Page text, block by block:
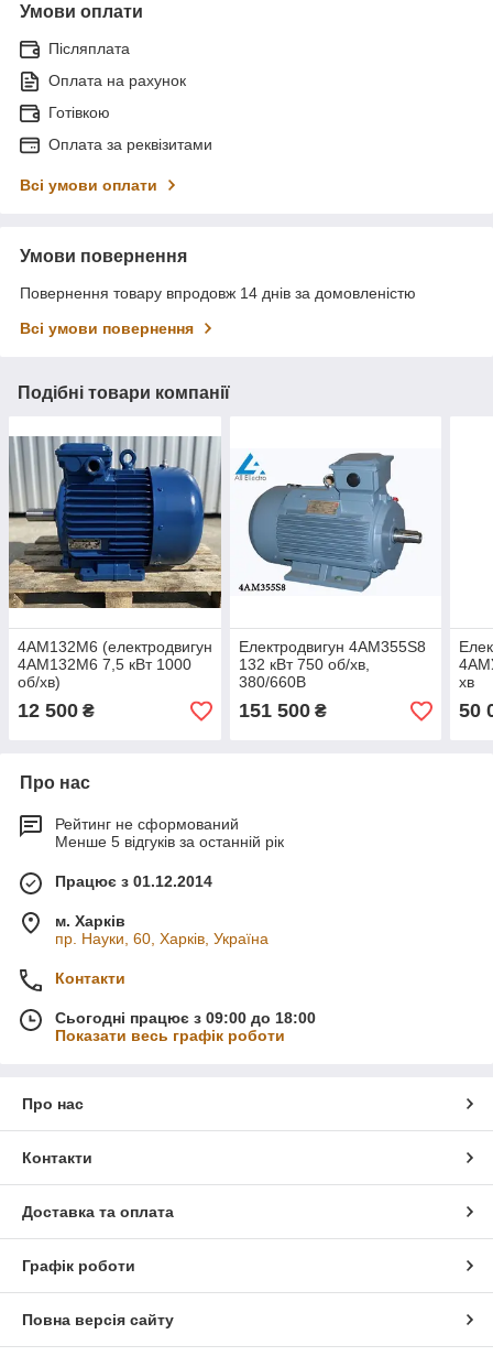
Умови оплати
Післяплата
Оплата на рахунок
Готівкою
Оплата за реквізитами
Всі умови оплати
Умови повернення
Повернення товару впродовж 14 днів за домовленістю
Всі умови повернення
Подібні товари компанії
4АМ132М6 (електродвигун
4АМ132М6 7,5 кВт 1000
об/хв)
12 500 ₴
Електродвигун 4АМ355Ѕ8
132 кВт 750 об/хв,
380/660В
151 500₴
хв
50
Про нас
Рейтинг не сформований
Менше 5 відгуків за останній рік
Працює з 01.12.2014
м. Харків
пр. Науки, 60, Харків, Україна
Контакти
Сьогодні працює з 09:00 до 18:00
Показати весь графік роботи
Про нас
Контакти
Доставка та оплата
Графік роботи
Повна версія сайту